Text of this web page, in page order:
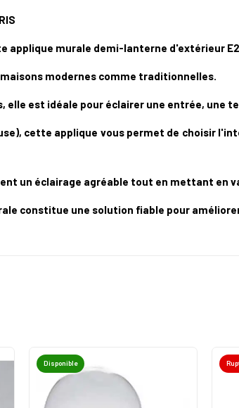
applique murale demi-lanterne d'extérieur
modernes comme traditionnelles.
est idéale pour éclairer une entrée, une
cette applique vous permet de choisir
un éclairage agréable tout en mettant en
constitue une solution fiable pour
Disponible